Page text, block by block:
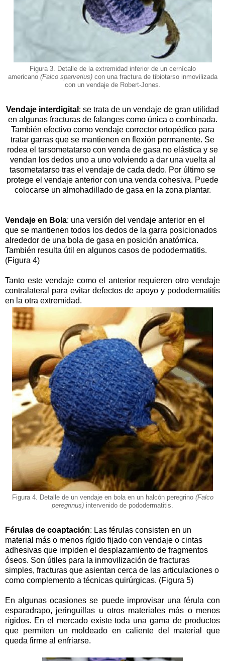
Figura 3. Detalle de la extremidad inferior de un cernícalo
americano (Falco sparverius)con una fractura de tibiotarso inmovilizada
con un vendaje de Robert-Jones.
Vendaje interdigital : se trata de un vendaje de gran utilidad
en algunas fracturas de falanges como única o combinada.
También efectivo como vendaje corrector ortopédico para
tratar garras que se mantienen en flexión permanente. Se
rodea el tarsometatarso con venda de gasa no elástica y se
vendan los dedos uno a uno volviendo a dar una vuelta al
tasometatarso tras el vendaje de cada dedo. Por último se
protege el vendaje anterior con una venda cohesiva. Puede
colocarse un almohadillado de gasa en la zona plantar.
Vendaje en Bola: una versión del vendaje anterior en el
que se mantienen todos los dedos de la garra posicionados
alrededor de una bola de gasa en posición anatómica.
También resulta útil en algunos casos de pododermatitis.
(Figura 4)
Tanto este vendaje como el anterior requieren otro vendaje
contralateral para evitar defectos de apoyo y pododermatitis
en la otra extremidad.
Figura 4. Detalle de un vendaje en bola en un halcón peregrino(Falco
peregrinus) intervenido de pododermatitis.
Férulas de coaptación: Las férulas consisten en un
material más o menos rígido fijado con vendaje o cintas
adhesivas que impiden el desplazamiento de fragmentos
óseos. Son útiles para la inmovilización de fracturas
simples, fracturas que asientan cerca de las articulaciones o
como complemento a técnicas quirúrgicas. (Figura 5)
En algunas ocasiones se puede improvisar una férula con
esparadrapo, jeringuillas u otros materiales más o menos
rígidos. En el mercado existe toda una gama de productos
que permiten un moldeado en caliente del material que
queda firme al enfriarse.